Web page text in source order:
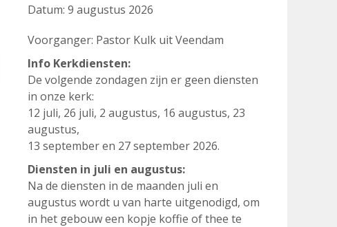
Datum: 9 augustus 2026
Voorganger: Pastor Kulk uit Veendam
Info Kerkdiensten:
De volgende zondagen zijn er geen diensten
in onze kerk:
12 juli, 26 juli, 2 augustus, 16 augustus, 23
augustus,
13 september en 27 september 2026.
Diensten in juli en augustus:
Na de diensten in de maanden juli en
augustus wordt u van harte uitgenodigd, om
in het gebouw een kopje koffie of thee te